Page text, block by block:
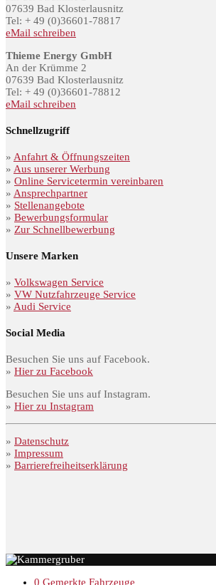
07639 Bad Klosterlausnitz
Tel: + 49 (0)36601-78817
eMail schreiben
Thieme Energy GmbH
An der Krümme 2
07639 Bad Klosterlausnitz
Tel: + 49 (0)36601-78812
eMail schreiben
Schnellzugriff
» Anfahrt & Öffnungszeiten
» Aus unserer Werbung
» Online Servicetermin vereinbaren
» Ansprechpartner
» Stellenangebote
» Bewerbungsformular
» Zur Schnellbewerbung
Unsere Marken
» Volkswagen Service
» VW Nutzfahrzeuge Service
» Audi Service
Social Media
Besuchen Sie uns auf Facebook.
» Hier zu Facebook
Besuchen Sie uns auf Instagram.
» Hier zu Instagram
» Datenschutz
» Impressum
» Barrierefreiheitserklärung
0 Gemerkte Fahrzeuge